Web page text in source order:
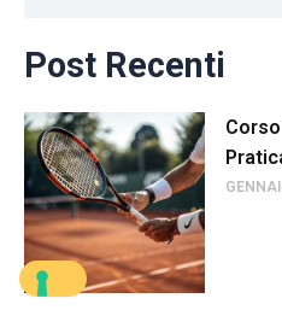
Post Recenti